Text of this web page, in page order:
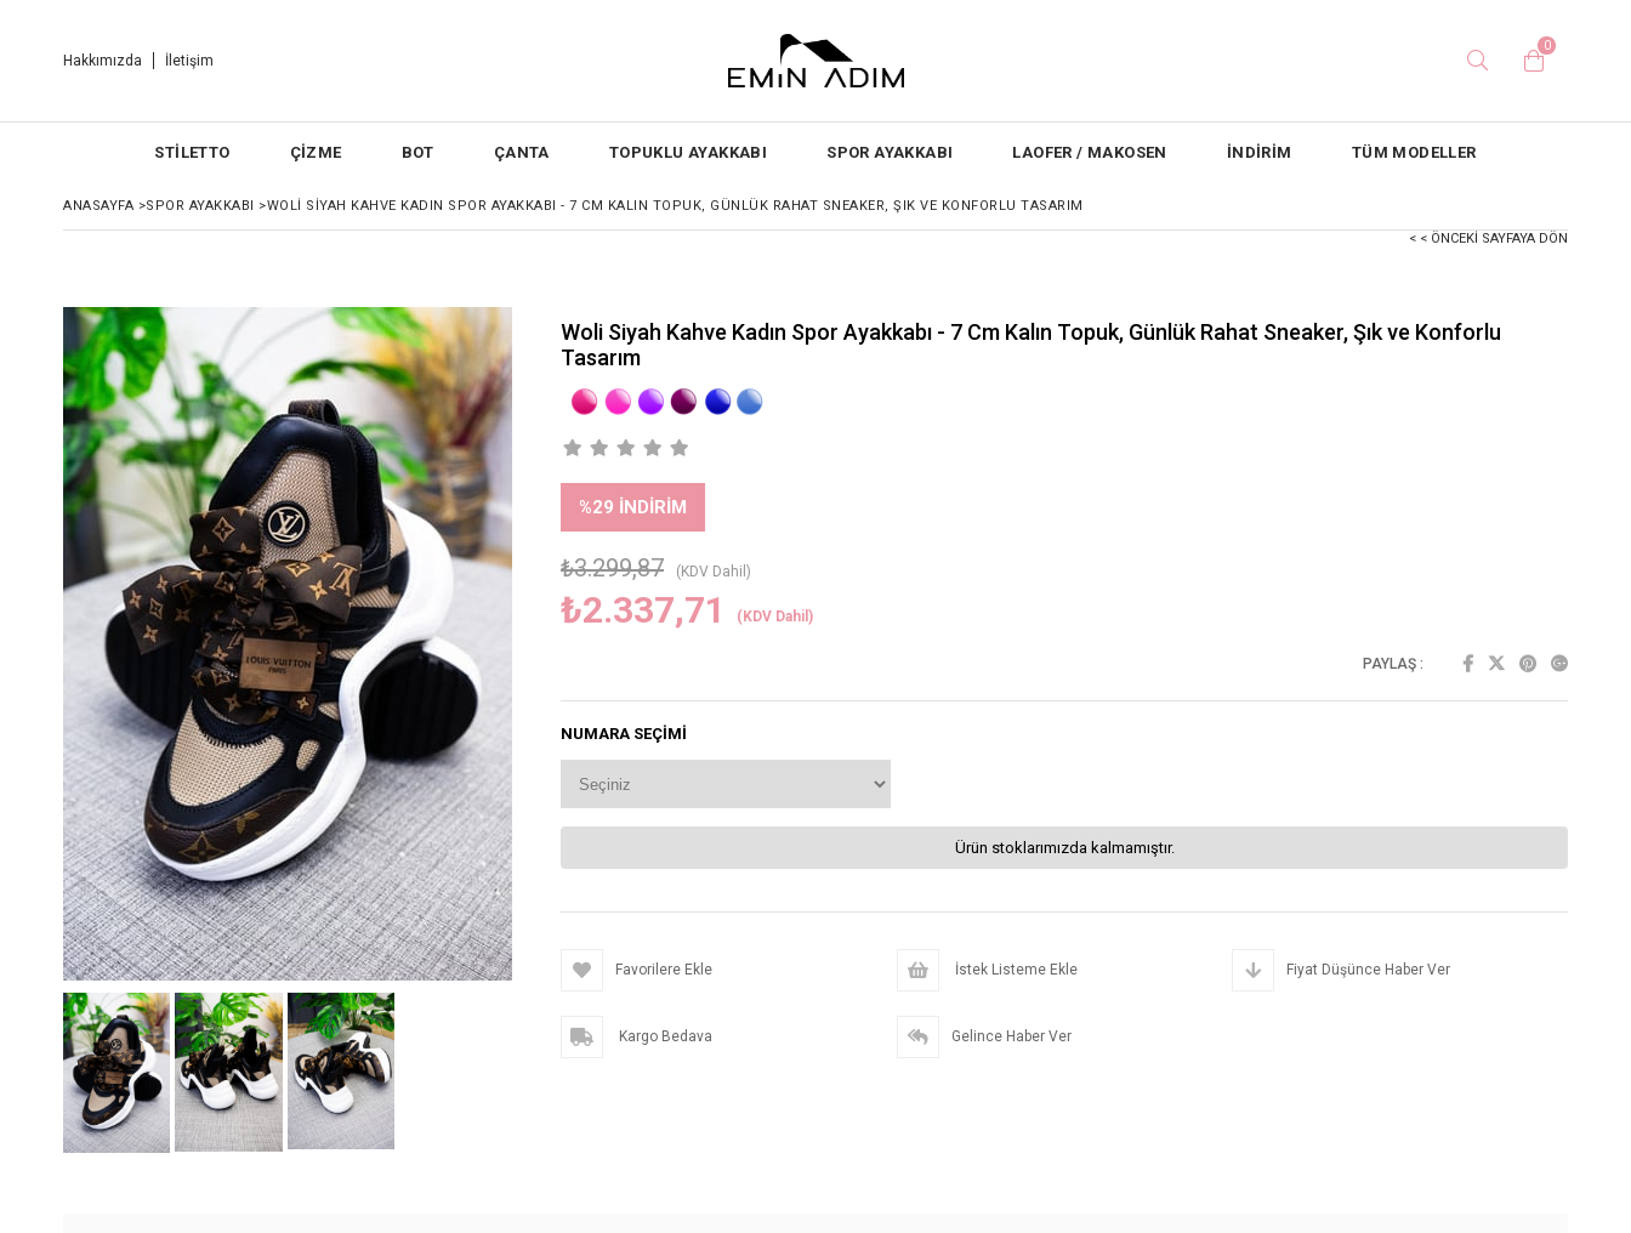
Hakkımızda İletişim
0
STİLETTO ÇİZME BOT ÇANTA TOPUKLU AYAKKABI SPOR AYAKKABI LAOFER / MAKOSEN İNDİRİM TÜM MODELLER
ANASAYFA >SPOR AYAKKABI >WOLI SIYAH KAHVE KADIN SPOR AYAKKABI - 7 CM KALIN TOPUK, GÜNLÜK RAHAT SNEAKER, ŞIK VE KONFORLU TASARIM
< < ÖNCEKI SAYFAYA DÖN
Woli Siyah Kahve Kadın Spor Ayakkabı - 7 Cm Kalın Topuk, Günlük Rahat Sneaker, Şık ve Konforlu
Tasarım
%29 İNDIRIM
₺3.299,87 (KDV Dahil)
₺2.337,71 (KDV Dahil)
PAYLAŞ :
NUMARA SEÇIMI
Ürün stoklarımızda kalmamıştır.
Favorilere Ekle İstek Listeme Ekle Fiyat Düşünce Haber Ver
Kargo Bedava Gelince Haber Ver